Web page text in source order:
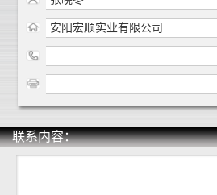
安阳宏顺实业有限公司
联系内容：